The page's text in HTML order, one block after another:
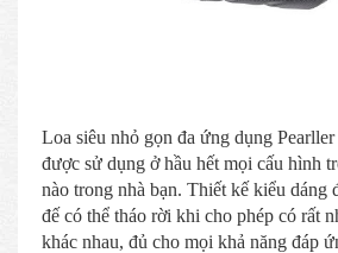
Loa siêu nhỏ gọn đa ứng dụng
được sử dụng ở hầu hết mọi cấu hình
nào trong nhà bạn. Thiết kế kiểu dáng
đế có thể tháo rời khi cho phép có rất
khác nhau, đủ cho mọi khả năng đáp